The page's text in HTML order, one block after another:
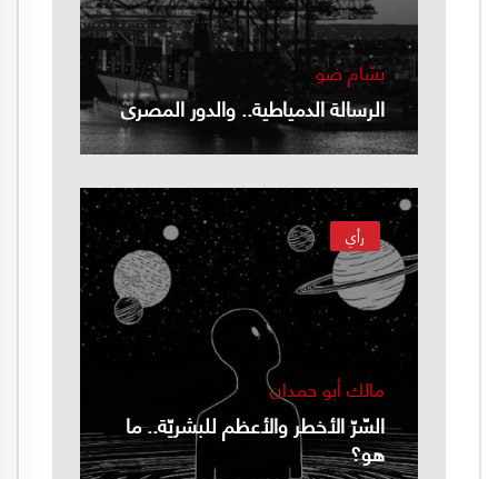
بسّام ضو
الرسالة الدمياطية.. والدور المصري
رأي
مالك أبو حمدان
السّرّ الأخطر والأعظم للبشريّة.. ما
هو؟